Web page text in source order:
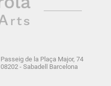
Passeig de la Plaça Major, 74
08202 - Sabadell Barcelona